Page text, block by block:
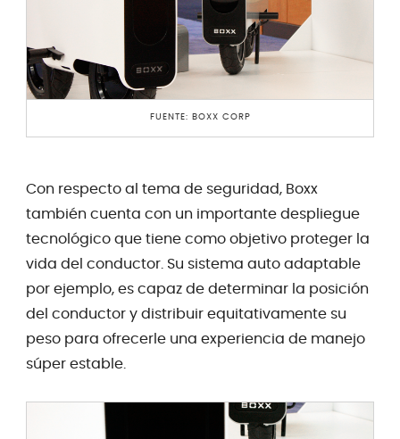
FUENTE: BOXX CORP
Con respecto al tema de seguridad, Boxx
también cuenta con un importante despliegue
tecnológico que tiene como objetivo proteger la
vida del conductor. Su sistema auto adaptable
por ejemplo, es capaz de determinar la posición
del conductor y distribuir equitativamente su
peso para ofrecerle una experiencia de manejo
súper estable.